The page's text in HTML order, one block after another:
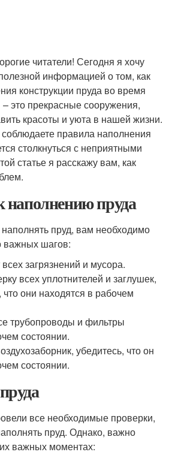
читатели! Сегодня я хочу
информацией о том, как
конструкции пруда во время
это прекрасные сооружения,
красоты и уюта в нашей жизни.
правила наполнения
столкнуться с неприятными
статье я расскажу вам, как
наполнению пруда
пруд, вам необходимо
важных шагов:
загрязнений и мусора.
всех уплотнителей и заглушек,
что они находятся в рабочем
трубопроводы и фильтры
состоянии.
убедитесь, что он
состоянии.
все необходимые проверки,
пруд. Однако, важно
важных моментах: